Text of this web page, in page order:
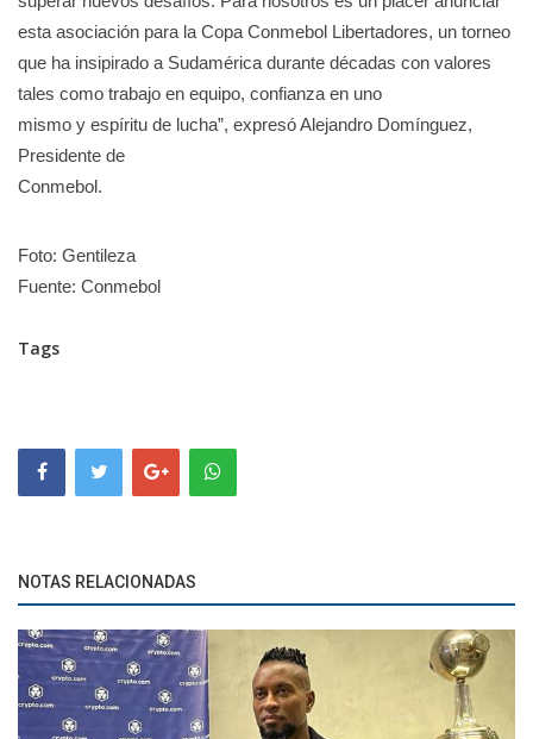
esta asociación para la Copa Conmebol Libertadores, un torneo
que ha insipirado a Sudamérica durante décadas con valores
tales como trabajo en equipo, confianza en uno
mismo y espíritu de lucha”, expresó Alejandro Domínguez,
Presidente de
Conmebol.
Foto: Gentileza
Fuente: Conmebol
Tags
NOTAS RELACIONADAS